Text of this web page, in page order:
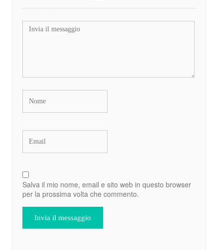
Salva il mio nome, email e sito web in questo browser
per la prossima volta che commento.